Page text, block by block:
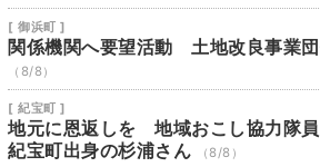
[ 御浜町 ]
関係機関へ要望活動 土地改良事業
（8/8）
[ 紀宝町 ]
地元に恩返しを 地域おこし協力隊
紀宝町出身の杉浦さん
（8/8）